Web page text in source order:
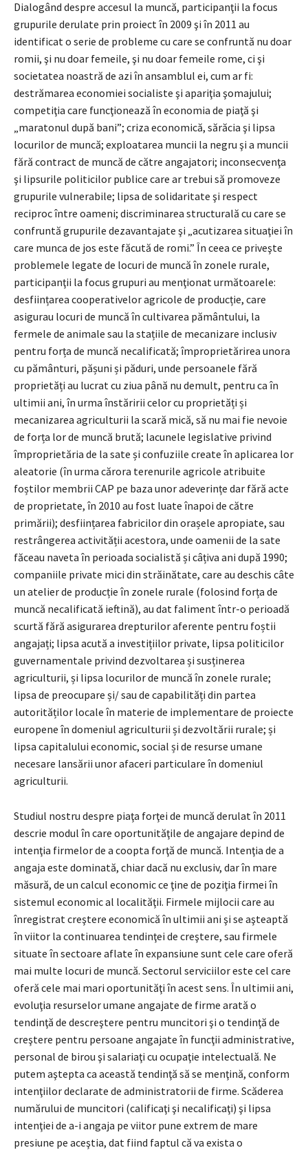
Dialogând despre accesul la muncă, participanţii la focus
grupurile derulate prin proiect în 2009 şi în 2011 au
identificat o serie de probleme cu care se confruntă nu doar
romii, şi nu doar femeile, şi nu doar femeile rome, ci şi
societatea noastră de azi în ansamblul ei, cum ar fi:
destrămarea economiei socialiste şi apariţia şomajului;
competiţia care funcţionează în economia de piaţă şi
„maratonul după bani”; criza economică, sărăcia şi lipsa
locurilor de muncă; exploatarea muncii la negru şi a muncii
fără contract de muncă de către angajatori; inconsecvenţa
şi lipsurile politicilor publice care ar trebui să promoveze
grupurile vulnerabile; lipsa de solidaritate şi respect
reciproc între oameni; discriminarea structurală cu care se
confruntă grupurile dezavantajate şi „acutizarea situaţiei în
care munca de jos este făcută de romi.” În ceea ce priveşte
problemele legate de locuri de muncă în zonele rurale,
participanţii la focus grupuri au menţionat următoarele:
desființarea cooperativelor agricole de producție, care
asigurau locuri de muncă în cultivarea pământului, la
fermele de animale sau la stațiile de mecanizare inclusiv
pentru forța de muncă necalificată; împroprietărirea unora
cu pământuri, pășuni și păduri, unde persoanele fără
proprietăți au lucrat cu ziua până nu demult, pentru ca în
ultimii ani, în urma înstăririi celor cu proprietăți și
mecanizarea agriculturii la scară mică, să nu mai fie nevoie
de forța lor de muncă brută; lacunele legislative privind
împroprietăria de la sate și confuziile create în aplicarea lor
aleatorie (în urma cărora terenurile agricole atribuite
foștilor membrii CAP pe baza unor adeverințe dar fără acte
de proprietate, în 2010 au fost luate înapoi de către
primării); desființarea fabricilor din orașele apropiate, sau
restrângerea activității acestora, unde oamenii de la sate
făceau naveta în perioada socialistă și câțiva ani după 1990;
companiile private mici din străinătate, care au deschis câte
un atelier de producție în zonele rurale (folosind forța de
muncă necalificată ieftină), au dat faliment într-o perioadă
scurtă fără asigurarea drepturilor aferente pentru foștii
angajați; lipsa acută a investițiilor private, lipsa politicilor
guvernamentale privind dezvoltarea și susținerea
agriculturii, și lipsa locurilor de muncă în zonele rurale;
lipsa de preocupare și/ sau de capabilități din partea
autorităților locale în materie de implementare de proiecte
europene în domeniul agriculturii și dezvoltării rurale; și
lipsa capitalului economic, social și de resurse umane
necesare lansării unor afaceri particulare în domeniul
agriculturii.
Studiul nostru despre piaţa forţei de muncă derulat în 2011
descrie modul în care oportunităţile de angajare depind de
intenţia firmelor de a coopta forţă de muncă. Intenţia de a
angaja este dominată, chiar dacă nu exclusiv, dar în mare
măsură, de un calcul economic ce ţine de poziţia firmei în
sistemul economic al localităţii. Firmele mijlocii care au
înregistrat creştere economică în ultimii ani şi se aşteaptă
în viitor la continuarea tendinţei de creştere, sau firmele
situate în sectoare aflate în expansiune sunt cele care oferă
mai multe locuri de muncă. Sectorul serviciilor este cel care
oferă cele mai mari oportunităţi în acest sens. În ultimii ani,
evoluţia resurselor umane angajate de firme arată o
tendinţă de descreştere pentru muncitori şi o tendinţă de
creştere pentru persoane angajate în funcţii administrative,
personal de birou şi salariaţi cu ocupaţie intelectuală. Ne
putem aştepta ca această tendinţă să se menţină, conform
intenţiilor declarate de administratorii de firme. Scăderea
numărului de muncitori (calificaţi şi necalificaţi) şi lipsa
intenţiei de a-i angaja pe viitor pune extrem de mare
presiune pe aceştia, dat fiind faptul că va exista o